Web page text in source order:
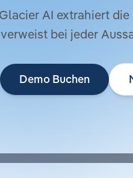
AI extrahiert
bei jeder
Demo Buchen